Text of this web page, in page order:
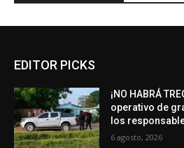
EDITOR PICKS
¡NO HABRÁ
operativo de
los
6 agosto, 2026